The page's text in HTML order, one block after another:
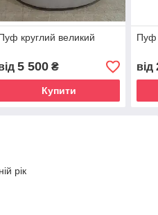
круглий великий
5 500₴
Купити
Пуф
від
рік